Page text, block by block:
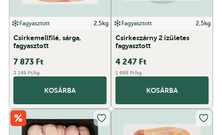
Fagyasztott 2,5kg
Csirkemellfilé, sárga,
fagyasztott
7 873 Ft
3 149 Ft/kg
KOSÁRBA
Fagyasztott 2,5kg
Csirkeszárny 2 izületes
fagyasztott
4 247 Ft
1 699 Ft/kg
KOSÁRBA